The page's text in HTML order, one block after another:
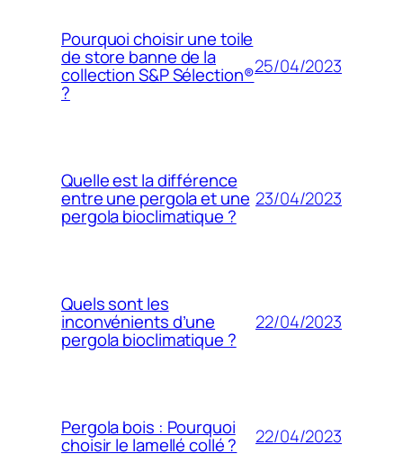
Pourquoi choisir une toile
de store banne de la
collection S&P Sélection®
?
25/04/2023
Quelle est la différence
entre une pergola et une
pergola bioclimatique ?
23/04/2023
Quels sont les
inconvénients d’une
pergola bioclimatique ?
22/04/2023
Pergola bois : Pourquoi
choisir le lamellé collé ? 22/04/2023